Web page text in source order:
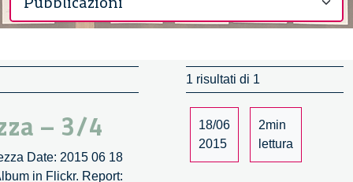
1 risultati di 1
– 3/4
Date: 2015 06 18
in Flickr. Report:
18/06
2015
2min
lettura